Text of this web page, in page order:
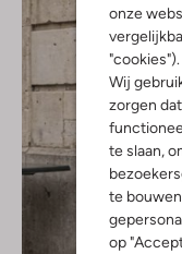
onze
"cookies").
Wij
zorgen
te slaan,
te
op